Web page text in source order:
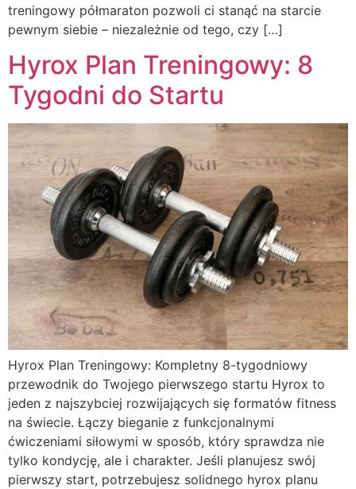
treningowy półmaraton pozwoli ci stanąć na starcie
pewnym siebie – niezależnie od tego, czy […]
Hyrox Plan Treningowy: 8
Tygodni do Startu
Hyrox Plan Treningowy: Kompletny 8-tygodniowy
przewodnik do Twojego pierwszego startu Hyrox to
jeden z najszybciej rozwijających się formatów fitness
na świecie. Łączy bieganie z funkcjonalnymi
ćwiczeniami siłowymi w sposób, który sprawdza nie
tylko kondycję, ale i charakter. Jeśli planujesz swój
pierwszy start, potrzebujesz solidnego hyrox planu